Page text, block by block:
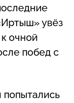
увёз
очной
побед с
попытались